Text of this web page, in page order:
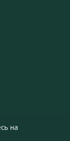
на